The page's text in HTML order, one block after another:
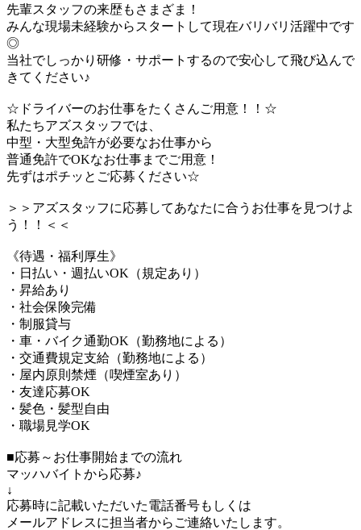
先輩スタッフの来歴もさまざま！
みんな現場未経験からスタートして現在バリバリ活躍中です
◎
当社でしっかり研修・サポートするので安心して飛び込んで
きてください♪
☆ドライバーのお仕事をたくさんご用意！！☆
私たちアズスタッフでは、
中型・大型免許が必要なお仕事から
普通免許でOKなお仕事までご用意！
先ずはポチッとご応募ください☆
＞＞アズスタッフに応募してあなたに合うお仕事を見つけよ
う！！＜＜
《待遇・福利厚生》
・日払い・週払いOK（規定あり）
・昇給あり
・社会保険完備
・制服貸与
・車・バイク通勤OK（勤務地による）
・交通費規定支給（勤務地による）
・屋内原則禁煙（喫煙室あり）
・友達応募OK
・髪色・髪型自由
・職場見学OK
■応募～お仕事開始までの流れ
マッハバイトから応募♪
↓
応募時に記載いただいた電話番号もしくは
メールアドレスに担当者からご連絡いたします。